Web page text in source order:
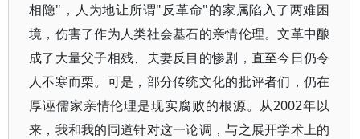
相隐"，人为地让所谓"反革命"的家属陷入了两难困
境，伤害了作为人类社会基石的亲情伦理。文革中酿
成了大量父子相残、夫妻反目的惨剧，直至今日仍令
人不寒而栗。可是，部分传统文化的批评者们，仍在
厚诬儒家亲情伦理是现实腐败的根源。从2002年以
来，我和我的同道针对这一论调，与之展开学术上的